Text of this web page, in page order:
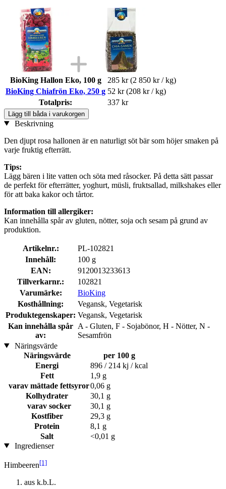
BioKing Hallon Eko, 100 g 285 kr (2 850 kr / kg)
BioKing Chiafrön Eko, 250 g 52 kr (208 kr / kg)
Totalpris:
337 kr
Lägg till båda i varukorgen
Beskrivning
Den djupt rosa hallonen är en naturligt söt bär som höjer smaken på
varje fruktig efterrätt.
Tips:
Lägg bären i lite vatten och söta med råsocker. På detta sätt passar
de perfekt för efterrätter, yoghurt, müsli, fruktsallad, milkshakes eller
för att baka kakor och tårtor.
Information till allergiker:
Kan innehålla spår av gluten, nötter, soja och sesam på grund av
produktion.
Artikelnr.:
PL-102821
Innehåll:
100 g
EAN:
9120013233613
Tillverkarnr.:
102821
Varumärke:
BioKing
Kosthållning:
Vegansk, Vegetarisk
Produktegenskaper: Vegansk, Vegetarisk
Kan innehålla spår
av:
A - Gluten, F - Sojabönor, H - Nötter, N -
Sesamfrön
Näringsvärde
Näringsvärde
per 100 g
Energi
896 / 214 kj / kcal
Fett
1,9 g
varav mättade fettsyror0,06 g
Kolhydrater
30,1 g
varav socker
30,1 g
Kostfiber
29,3 g
Protein
8,1 g
Salt
<0,01 g
Ingredienser
Himbeeren[1]
aus k.b.L.